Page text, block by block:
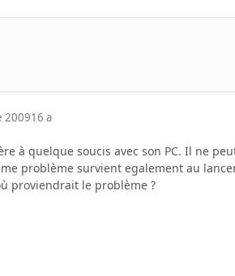
200916 a
à quelque soucis avec son PC. Il ne
problème survient egalement au
proviendrait le problème ?